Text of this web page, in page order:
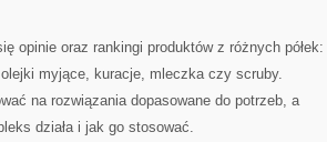
opinie oraz rankingi produktów z różnych półek:
myjące, kuracje, mleczka czy scruby.
na rozwiązania dopasowane do potrzeb, a
działa i jak go stosować.